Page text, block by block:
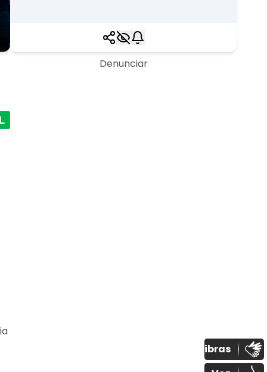
Denunciar
Libras